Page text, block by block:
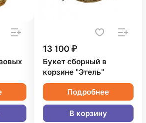
13 100 ₽
Букет сборный в
корзине "Этель"
Подробнее
В корзину